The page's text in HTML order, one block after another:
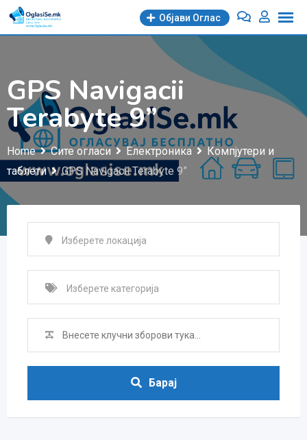
Skip
Објави Oглас
GPS Navigacii
Terabyte 9”
Home Сите огласи Електроника
Компјутери и
таблети
GPS Navigacii Terabyte 9”
Барај